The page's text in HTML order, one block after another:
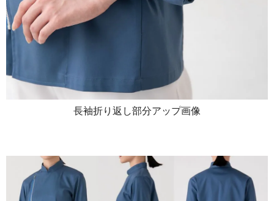
長袖折り返し部分アップ画像